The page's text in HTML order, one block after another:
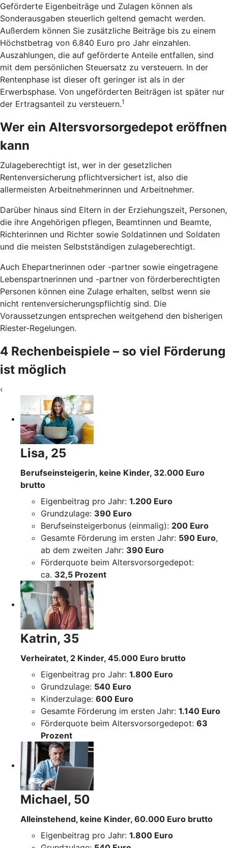
Geförderte Eigenbeiträge und Zulagen können als
Sonderausgaben steuerlich geltend gemacht werden.
Außerdem können Sie zusätzliche Beiträge bis zu einem
Höchstbetrag von 6.840 Euro pro Jahr einzahlen.
Auszahlungen, die auf geförderte Anteile entfallen, sind
mit dem persönlichen Steuersatz zu versteuern. In der
Rentenphase ist dieser oft geringer ist als in der
Erwerbsphase. Von ungeförderten Beiträgen ist später nur
der Ertragsanteil zu versteuern.1
Wer ein Altersvorsorgedepot eröffnen
kann
Zulageberechtigt ist, wer in der gesetzlichen
Rentenversicherung pflichtversichert ist, also die
allermeisten Arbeitnehmerinnen und Arbeitnehmer.
Darüber hinaus sind Eltern in der Erziehungszeit, Personen,
die ihre Angehörigen pflegen, Beamtinnen und Beamte,
Richterinnen und Richter sowie Soldatinnen und Soldaten
und die meisten Selbstständigen zulageberechtigt.
Auch Ehepartnerinnen oder -partner sowie eingetragene
Lebenspartnerinnen und -partner von förderberechtigten
Personen können eine Zulage erhalten, selbst wenn sie
nicht rentenversicherungspflichtig sind. Die
Voraussetzungen entsprechen weitgehend den bisherigen
Riester-Regelungen.
4 Rechenbeispiele – so viel Förderung
ist möglich
‹
Lisa, 25
Berufseinsteigerin, keine Kinder, 32.000 Euro
brutto
Eigenbeitrag pro Jahr: 1.200 Euro
Grundzulage: 390 Euro
Berufseinsteigerbonus (einmalig): 200 Euro
Gesamte Förderung im ersten Jahr: 590 Euro,
ab dem zweiten Jahr: 390 Euro
Förderquote beim Altersvorsorgedepot:
ca. 32,5 Prozent
Katrin, 35
Verheiratet, 2 Kinder, 45.000 Euro brutto
Eigenbeitrag pro Jahr: 1.800 Euro
Grundzulage: 540 Euro
Kinderzulage: 600 Euro
Gesamte Förderung im ersten Jahr: 1.140 Euro
Förderquote beim Altersvorsorgedepot: 63
Prozent
Michael, 50
Alleinstehend, keine Kinder, 60.000 Euro brutto
Eigenbeitrag pro Jahr: 1.800 Euro